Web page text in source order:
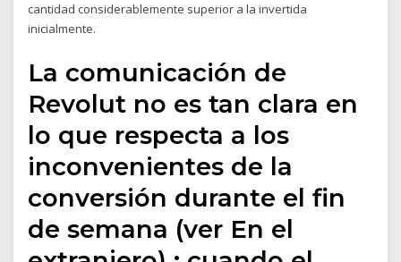
cantidad considerablemente superior a la invertida
inicialmente.
La comunicación de
Revolut no es tan clara en
lo que respecta a los
inconvenientes de la
conversión durante el fin
de semana (ver En el